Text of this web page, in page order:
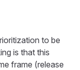
to be
is that this
frame (release